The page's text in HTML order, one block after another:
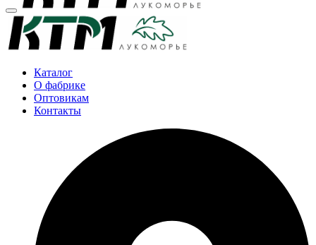
Каталог
О фабрике
Оптовикам
Контакты